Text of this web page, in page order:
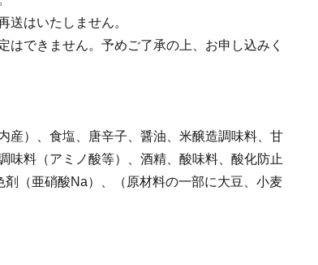
送はいたしません。
はできません。予めご了承の上、お申し込みく
産）、食塩、唐辛子、醤油、米醸造調味料、甘
味料（アミノ酸等）、酒精、酸味料、酸化防止
剤（亜硝酸Na）、（原材料の一部に大豆、小麦